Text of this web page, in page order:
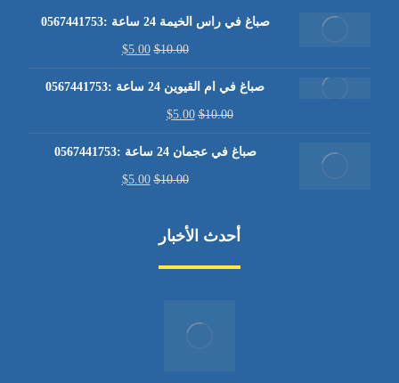
صباغ في راس الخيمة 24 ساعة :0567441753
$10.00
$5.00
صباغ في ام القيوين 24 ساعة :0567441753
$10.00
$5.00
صباغ في عجمان 24 ساعة :0567441753
$10.00
$5.00
أحدث الأخبار